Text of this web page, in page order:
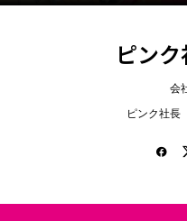
ピン
会
ピンク社長